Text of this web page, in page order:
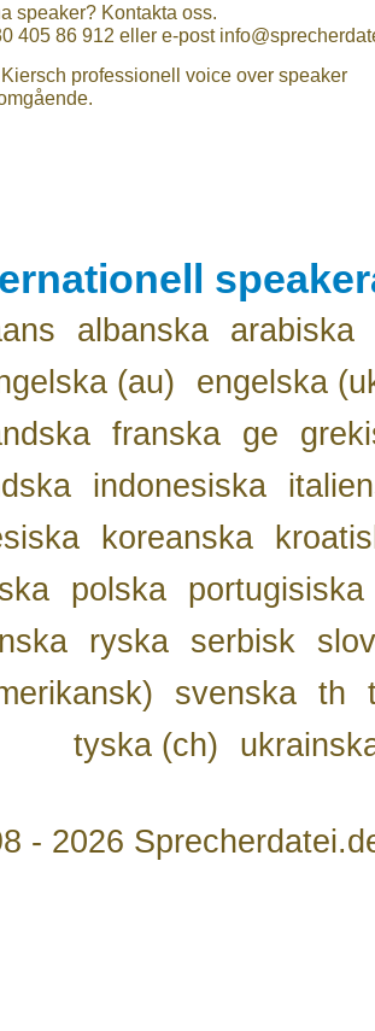
speaker? Kontakta oss.
405 86 912 eller e-post
professionell voice over speaker
albanska
arabiska
(au)
engelska
franska ge
indonesiska
koreanska
polska
portugisiska
ryska serbisk
svenska th
tyska (ch)
- 2026